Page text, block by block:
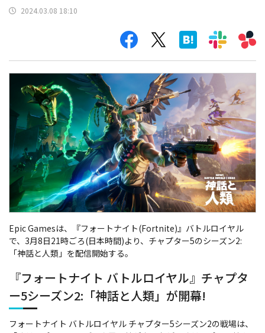
2024.03.08 18:10
Epic Gamesは、『フォートナイト(Fortnite)』バトルロイヤル
で、3月8日21時ごろ(日本時間)より、チャプター5のシーズン2:
「神話と人類」を配信開始する。
『フォートナイト バトルロイヤル』チャプタ
ー5シーズン2:「神話と人類」が開幕!
フォートナイト バトルロイヤル チャプター5シーズン2の戦場は、